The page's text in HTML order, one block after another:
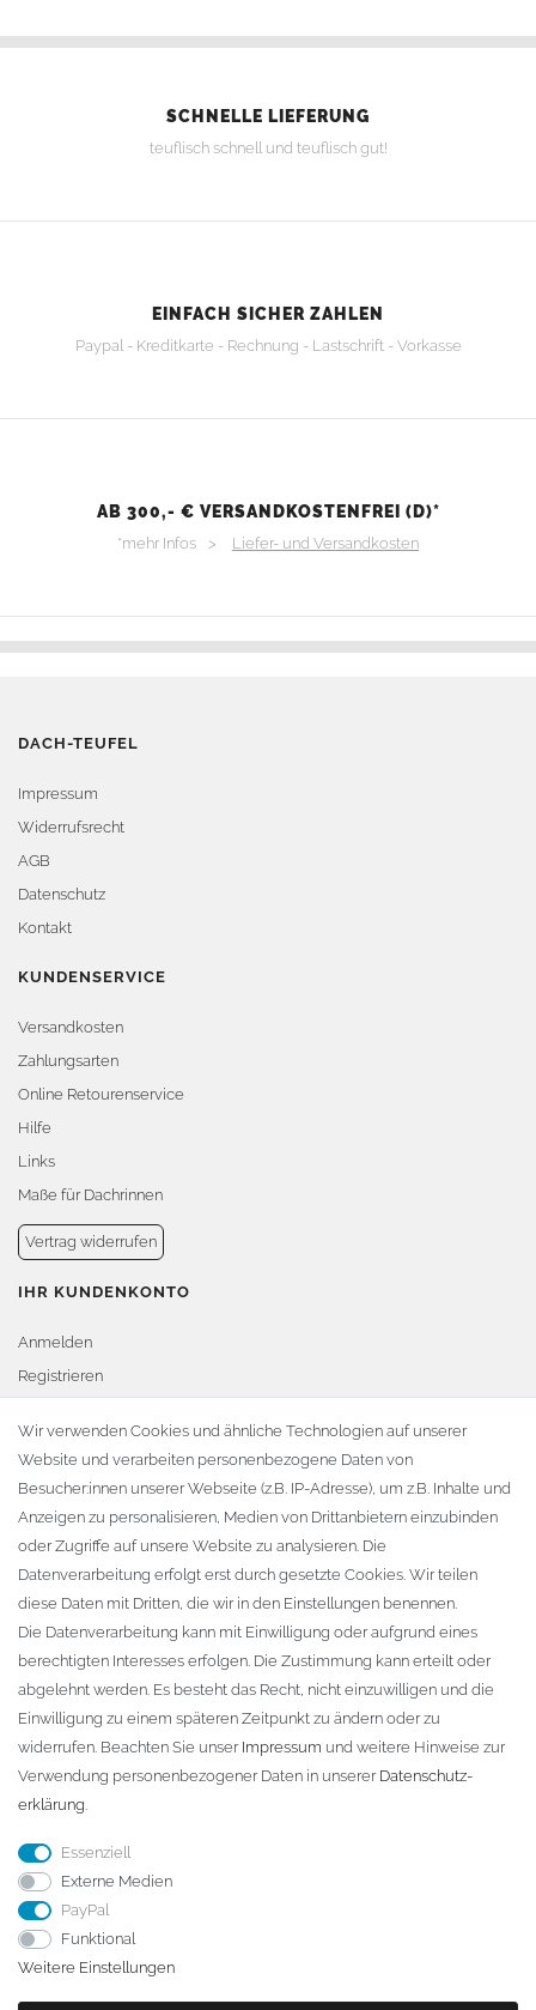
SCHNELLE LIEFERUNG
teuflisch schnell und teuflisch gut!
EINFACH SICHER ZAHLEN
Paypal - Kreditkarte - Rechnung - Lastschrift - Vorkasse
AB 300,- € VERSANDKOSTENFREI (D)*
*mehr Infos > Liefer- und Versandkosten
DACH-TEUFEL
Impressum
Widerrufsrecht
AGB
Datenschutz
Kontakt
KUNDENSERVICE
Versandkosten
Zahlungsarten
Online Retourenservice
Hilfe
Links
Maße für Dachrinnen
Vertrag widerrufen
IHR KUNDENKONTO
Anmelden
Registrieren
Warenkorb
Zur Kasse
KONTAKT
Fa. Steffen Jost
Söbrigener Weg 50
D-01796 Pirna
Telefon:+49 (0)3501 507295
info@dach-teufel.de
Wir verwenden Cookies und ähnliche Technologien auf unserer
Website und verarbeiten personenbezogene Daten von
Besucher:innen unserer Webseite (z.B. IP-Adresse), um z.B. Inhalte und
Anzeigen zu personalisieren, Medien von Drittanbietern einzubinden
oder Zugriffe auf unsere Website zu analysieren. Die
Datenverarbeitung erfolgt erst durch gesetzte Cookies. Wir teilen
diese Daten mit Dritten, die wir in den Einstellungen benennen.
Die Datenverarbeitung kann mit Einwilligung oder aufgrund eines
berechtigten Interesses erfolgen. Die Zustimmung kann erteilt oder
abgelehnt werden. Es besteht das Recht, nicht einzuwilligen und die
Einwilligung zu einem späteren Zeitpunkt zu ändern oder zu
widerrufen. Beachten Sie unser Impressum und weitere Hinweise zur
Verwendung personenbezogener Daten in unserer Daten­schutz­
erklärung.
Essenziell
Externe Medien
PayPal
Funktional
Weitere Einstellungen